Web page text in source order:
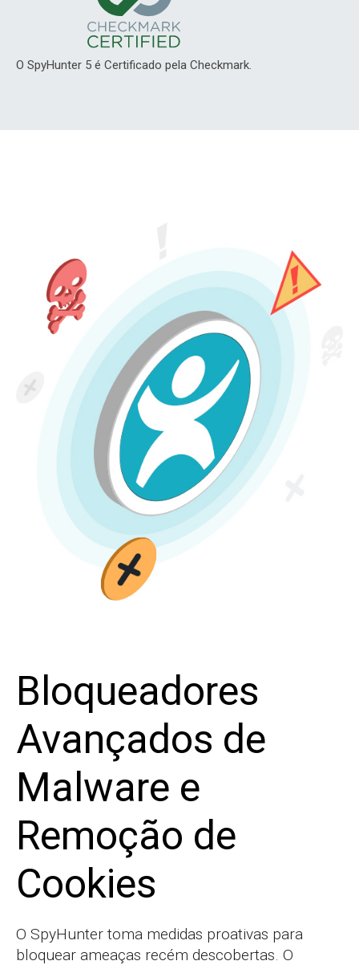
O SpyHunter 5 é Certificado pela Checkmark.
Bloqueadores
Avançados de
Malware e
Remoção de
Cookies
O SpyHunter toma medidas proativas para
bloquear ameaças recém descobertas. O